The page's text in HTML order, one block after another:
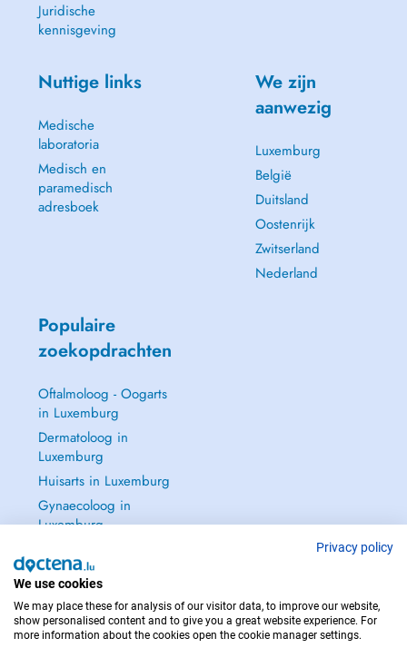
Juridische
kennisgeving
Nuttige links
Medische
laboratoria
Medisch en
paramedisch
adresboek
We zijn
aanwezig
Luxemburg
België
Duitsland
Oostenrijk
Zwitserland
Nederland
Populaire
zoekopdrachten
Oftalmoloog - Oogarts
in Luxemburg
Dermatoloog in
Luxemburg
Huisarts in Luxemburg
Gynaecoloog in
Luxemburg
Privacy policy
We use cookies
We may place these for analysis of our visitor data, to improve our website,
show personalised content and to give you a great website experience. For
more information about the cookies open the cookie manager settings.